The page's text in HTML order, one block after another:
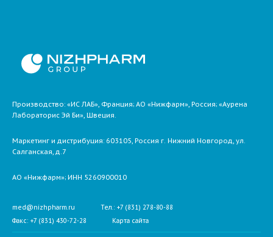
Производство: «ИС ЛАБ», Франция; АО «Нижфарм», Россия; «Аурена
Лабораторис Эй Би», Швеция.
Маркетинг и дистрибуция: 603105, Россия г. Нижний Новгород, ул.
Салганская, д.7
АО «Нижфарм»; ИНН 5260900010
med@nizhpharm.ru
Тел.: +7 (831) 278-80-88
Факс: +7 (831) 430-72-28
Карта сайта